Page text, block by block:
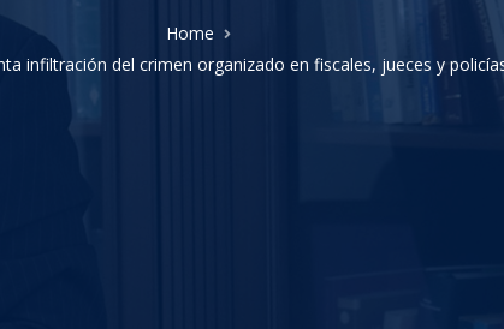
Home
infiltración del crimen organizado en fiscales, jueces y